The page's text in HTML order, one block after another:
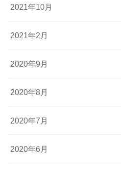
2021年10月
2021年2月
2020年9月
2020年8月
2020年7月
2020年6月